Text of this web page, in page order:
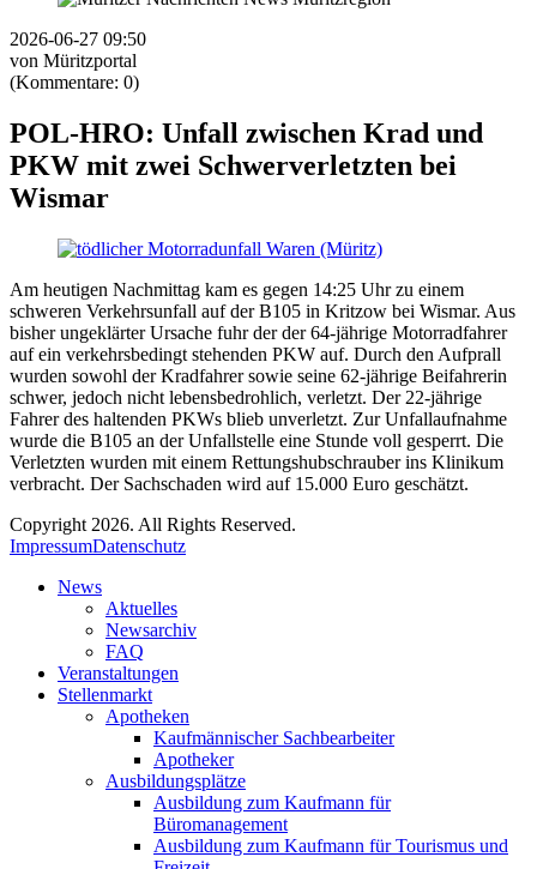
2026-06-27 09:50
von Müritzportal
(Kommentare: 0)
POL-HRO: Unfall zwischen Krad und
PKW mit zwei Schwerverletzten bei
Wismar
Am heutigen Nachmittag kam es gegen 14:25 Uhr zu einem
schweren Verkehrsunfall auf der B105 in Kritzow bei Wismar. Aus
bisher ungeklärter Ursache fuhr der der 64-jährige Motorradfahrer
auf ein verkehrsbedingt stehenden PKW auf. Durch den Aufprall
wurden sowohl der Kradfahrer sowie seine 62-jährige Beifahrerin
schwer, jedoch nicht lebensbedrohlich, verletzt. Der 22-jährige
Fahrer des haltenden PKWs blieb unverletzt. Zur Unfallaufnahme
wurde die B105 an der Unfallstelle eine Stunde voll gesperrt. Die
Verletzten wurden mit einem Rettungshubschrauber ins Klinikum
verbracht. Der Sachschaden wird auf 15.000 Euro geschätzt.
Copyright 2026. All Rights Reserved.
ImpressumDatenschutz
News
Aktuelles
Newsarchiv
FAQ
Veranstaltungen
Stellenmarkt
Apotheken
Kaufmännischer Sachbearbeiter
Apotheker
Ausbildungsplätze
Ausbildung zum Kaufmann für
Büromanagement
Ausbildung zum Kaufmann für Tourismus und